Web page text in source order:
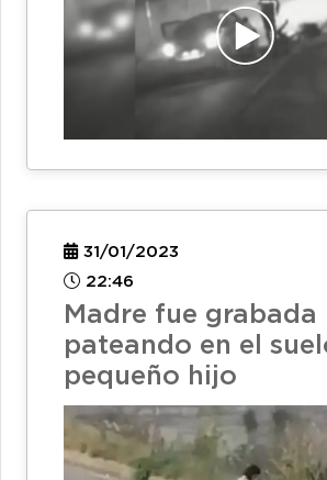
31/01/2023
22:46
Madre fue grabada
pateando en el
pequeño hijo